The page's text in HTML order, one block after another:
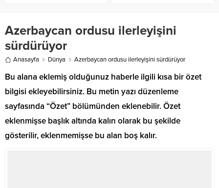
Azerbaycan ordusu ilerleyişini
sürdürüyor
Anasayfa Dünya Azerbaycan ordusu ilerleyişini sürdürüyor
Bu alana eklemiş olduğunuz haberle ilgili kısa bir özet
bilgisi ekleyebilirsiniz. Bu metin yazı düzenleme
sayfasında “Özet” bölümünden eklenebilir. Özet
eklenmişse başlık altında kalın olarak bu şekilde
gösterilir, eklenmemişse bu alan boş kalır.